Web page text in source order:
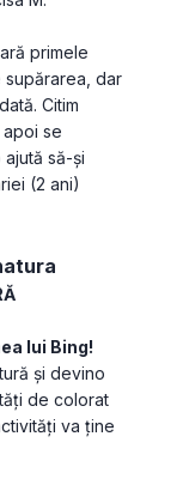
primele
supărarea, dar
Citim
se
ajută să-și
(2 ani)
lui Bing!
și devino
de colorat
va ține